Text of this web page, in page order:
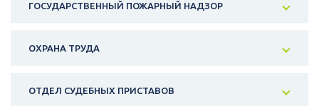
ГОСУДАРСТВЕННЫЙ ПОЖАРНЫЙ НАДЗОР
ОХРАНА ТРУДА
ОТДЕЛ СУДЕБНЫХ ПРИСТАВОВ